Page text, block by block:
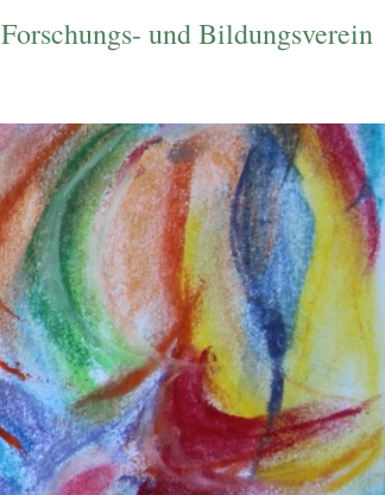
Forschungs- und Bildungsverein